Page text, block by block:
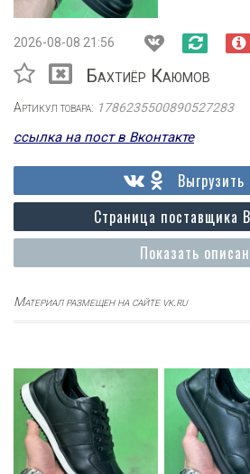
2026-08-08 21:56
Бахтиёр Каюмов
Артикул товара: 1786235500890527283
ссылка на пост в Вконтакте
Показать
Страница поставщика
Материал размещен на сайте vk.ru